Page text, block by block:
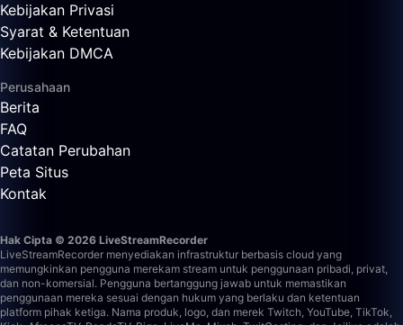
Kebijakan Privasi
Syarat & Ketentuan
Kebijakan DMCA
Perusahaan
Berita
FAQ
Catatan Perubahan
Peta Situs
Kontak
Hak Cipta © 2026 LiveStreamRecorder
LiveStreamRecorder menyediakan infrastruktur berbasis cloud yang
memungkinkan pengguna merekam stream untuk penggunaan pribadi, privat,
dan non-komersial. Pengguna bertanggung jawab untuk memastikan
penggunaan mereka sesuai dengan hukum yang berlaku dan ketentuan
platform pihak ketiga. Nama produk, logo, dan merek Twitch, YouTube, TikTok,